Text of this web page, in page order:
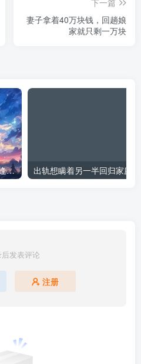
妻子拿着40万块钱，回趟娘
家就只剩一万块
54岁女人出轨自述：本以为逢场作戏
发表评论
注册